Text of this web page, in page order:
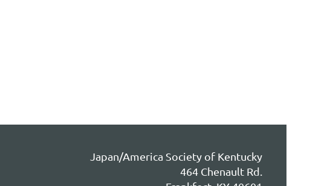
Japan/America Society of Kentucky
464 Chenault Rd.